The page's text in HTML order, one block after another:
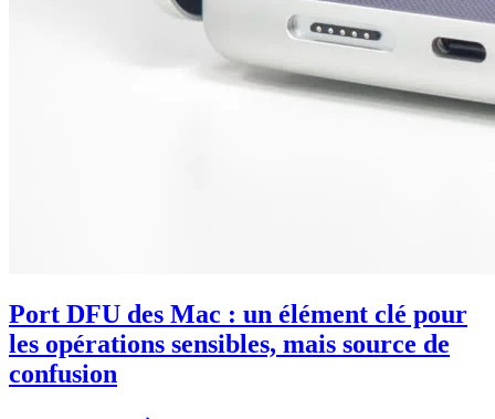
Port DFU des Mac : un élément clé pour
les opérations sensibles, mais source de
confusion